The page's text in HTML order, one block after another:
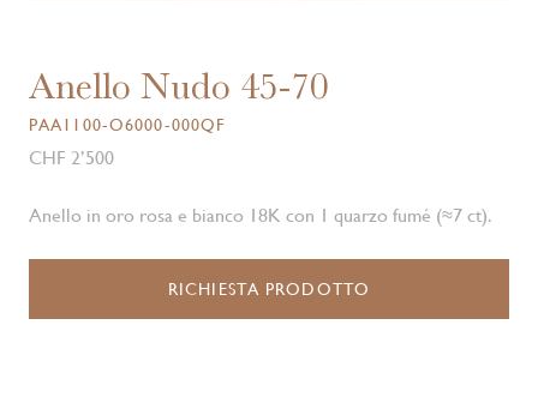
Anello Nudo 45-70
PAA1100-O6000-000QF
CHF 2’500
Anello in oro rosa e bianco 18K con 1 quarzo fumé (≈7 ct).
RICHIESTA PRODOTTO